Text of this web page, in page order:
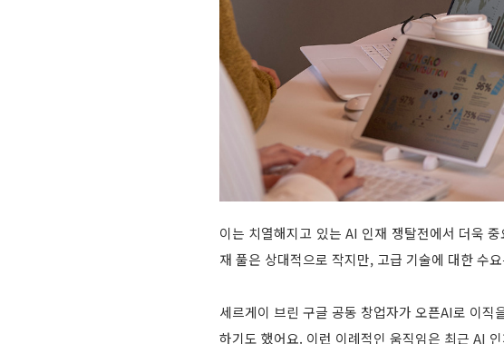
이는 치열해지고 있는 AI 인재 쟁탈전에서 더욱
재 풀은 상대적으로 작지만, 고급 기술에 대한 수
세르게이 브린 구글 공동 창업자가 오픈AI로 이
하기도 했어요. 이런 이례적인 움직임은 최근 AI